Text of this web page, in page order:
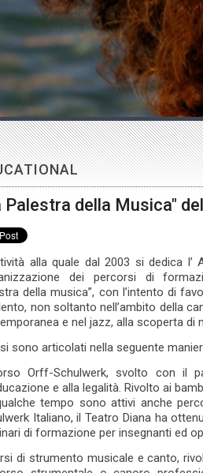
Palestra della Musica"
alla quale dal 2003 si dedica l’
dei percorsi di
della musica”, con l’intento di
non soltanto nell’ambito della
e nel jazz, alla scoperta di
sono articolati nella seguente
Orff-Schulwerk, svolto con il
e alla legalità. Rivolto ai
tempo sono attivi anche
Italiano, il Teatro Diana ha
di formazione per insegnanti ed
di strumento musicale e canto,